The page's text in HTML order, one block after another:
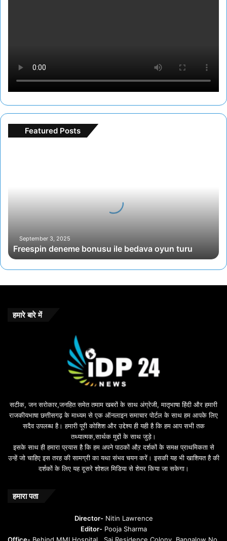
Featured Posts
September 3, 2025
Freespin deneme bonusu ile bedava oyun turu
हमारे बारे में
सटीक, जन सरोकार,जनहित समेत तमाम खबरों के साथ अंग्रेजी, मातृभाषा हिंदी और हमारी
राजकीयभाषा छत्तीसगढ़ के माध्यम से एक ऑनलाइन समाचार पोर्टल के साथ हम आपके लिए
सदैव उपलब्ध है। हमारी पूरी कोशिश और उद्देश्य ही यही है कि हम आप सभी तक
तथ्यात्मक,सार्थक मुद्दों के साथ जुड़े।
इसके साथ ही हमारा प्रयास है कि हम अपने पाठकों औऱ दर्शकों के समक्ष प्राथमिकता से
उन्हें जो चाहिए इस तरह की सामग्री का यथा संभव चयन करें। इसकी यह भी खाशियत है की
दर्शकों के लिए यह दूसरे शोशल मिडिया से शेयर किया जा सकेगा।
हमारा पता
Director-Nitin Lawrence
Editor-Pooja Sharma